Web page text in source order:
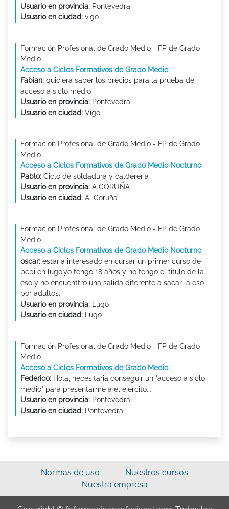
Usuario en provincia: Pontevedra
Usuario en ciudad: vigo
Formación Profesional de Grado Medio - FP de Grado
Medio
Acceso a Ciclos Formativos de Grado Medio
Fabian: quiciera saber los precios para la prueba de
acceso a siclo medio
Usuario en provincia: Pontevedra
Usuario en ciudad: Vigo
Formación Profesional de Grado Medio - FP de Grado
Medio
Acceso a Ciclos Formativos de Grado Medio Nocturno
Pablo: Ciclo de soldadura y caldereria
Usuario en provincia: A CORUÑA
Usuario en ciudad: Al Coruña
Formación Profesional de Grado Medio - FP de Grado
Medio
Acceso a Ciclos Formativos de Grado Medio Nocturno
oscar: estaria interesado en cursar un primer curso de
pcpi en lugo.yo tengo 18 años y no tengo el titulo de la
eso y no encuenttro una salida diferente a sacar la eso
por adultos.
Usuario en provincia: Lugo
Usuario en ciudad: Lugo
Formación Profesional de Grado Medio - FP de Grado
Medio
Acceso a Ciclos Formativos de Grado Medio
Federico: Hola, necesitaria conseguir un "acceso a siclo
medio" para presentarme a el ejercito...
Usuario en provincia: Pontevedra
Usuario en ciudad: Pontevedra
Normas de uso
Nuestros cursos
Nuestra empresa